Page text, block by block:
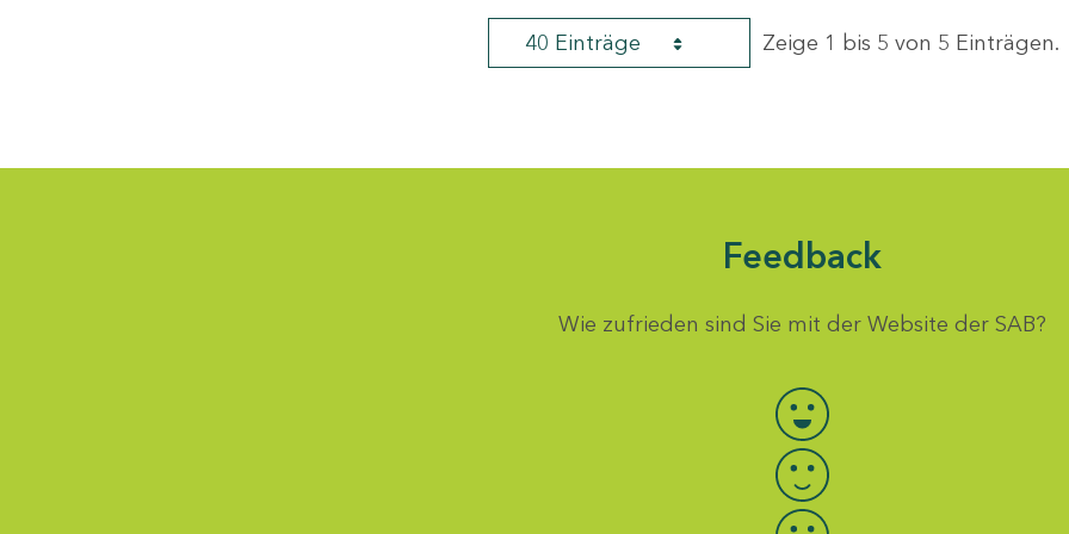
40 Einträge Zeige 1 bis 5 von 5 Einträgen.
Feedback
Wie zufrieden sind Sie mit der Website der SAB?
Bewertung auswählen